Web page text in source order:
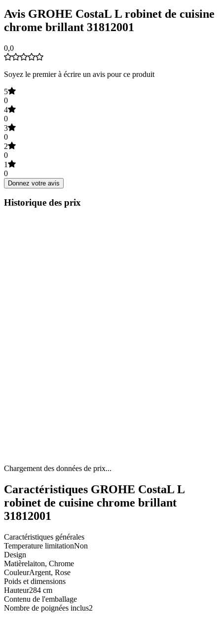
Avis GROHE CostaL L robinet de cuisine
chrome brillant 31812001
0,0
Soyez le premier à écrire un avis pour ce produit
5
0
4
0
3
0
2
0
1
0
Donnez votre avis
Historique des prix
Chargement des données de prix...
Caractéristiques GROHE CostaL L
robinet de cuisine chrome brillant
31812001
Caractéristiques générales
Temperature limitationNon
Design
Matièrelaiton, Chrome
CouleurArgent, Rose
Poids et dimensions
Hauteur284 cm
Contenu de l'emballage
Nombre de poignées inclus2